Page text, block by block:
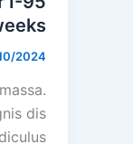
2024
dis